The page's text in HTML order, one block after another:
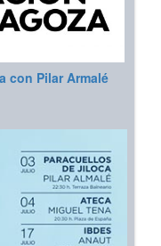
con Pilar Armalé